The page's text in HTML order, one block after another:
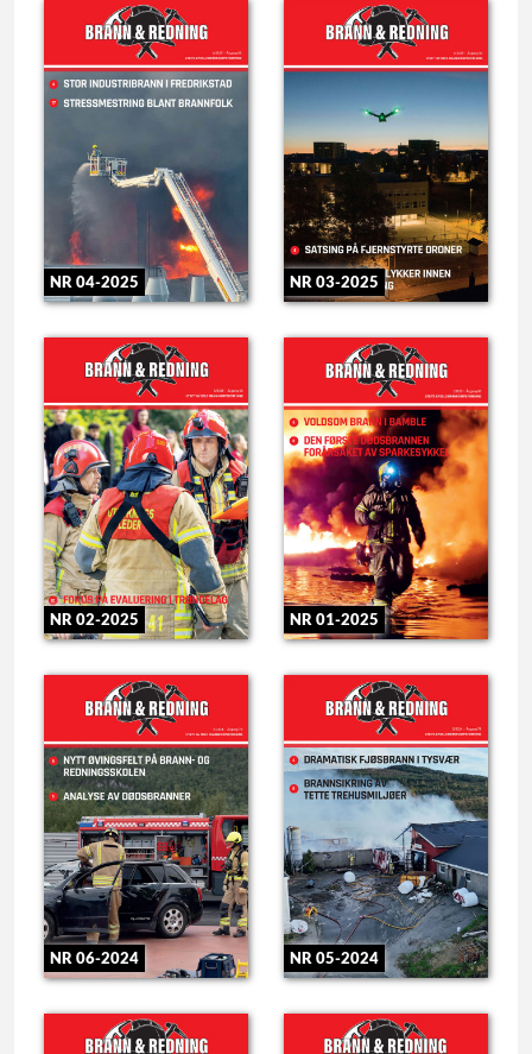
NR 04-2025 NR 03-2025
NR 02-2025 NR 01-2025
NR 06-2024 NR 05-2024